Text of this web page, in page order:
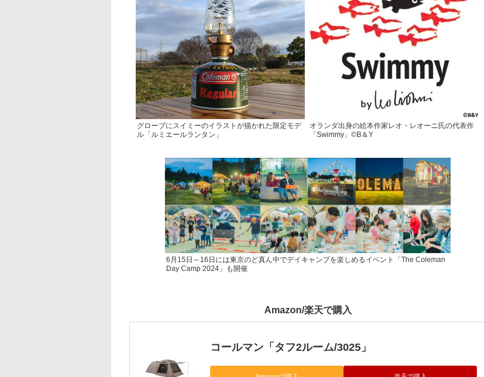
グローブにスイミーのイラストが描かれた限定モデ
ル「ルミエールランタン」
オランダ出身の絵本作家レオ・レオーニ氏の代表作
「Swimmy」©B＆Y
6月15日～16日には東京のど真ん中でデイキャンプを楽しめるイベント「The Coleman
Day Camp 2024」も開催
Amazon/楽天で購入
コールマン「タフ2ルーム/3025」